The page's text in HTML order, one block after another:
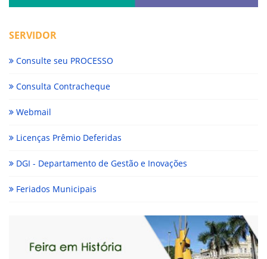
SERVIDOR
Consulte seu PROCESSO
Consulta Contracheque
Webmail
Licenças Prêmio Deferidas
DGI - Departamento de Gestão e Inovações
Feriados Municipais